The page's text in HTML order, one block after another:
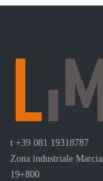
t +39 081 19318787
Zona industriale
19+800